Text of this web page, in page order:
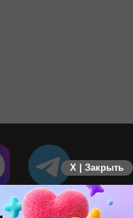
X | Закрыть
ВЕРСИЮ